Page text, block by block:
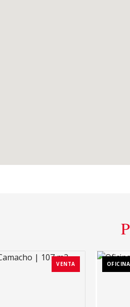
VENTA OFICINA